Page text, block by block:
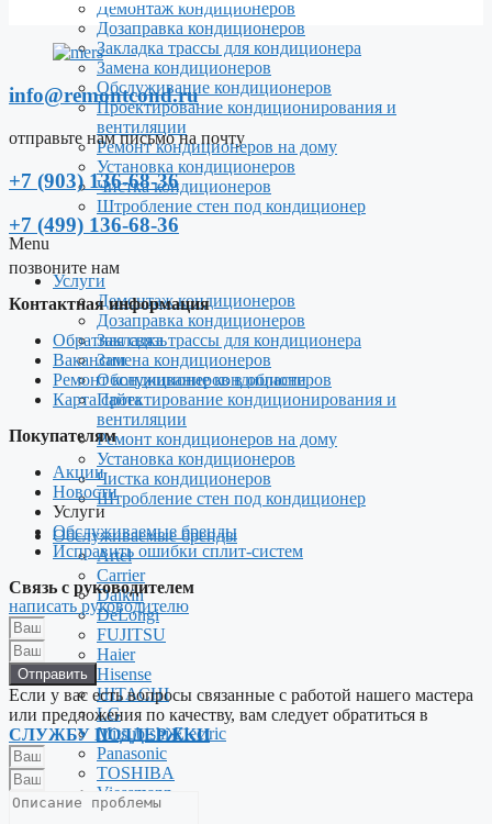
Демонтаж кондиционеров
Дозаправка кондиционеров
Закладка трассы для кондиционера
Замена кондиционеров
Обслуживание кондиционеров
Проектирование кондиционирования и
вентиляции
Ремонт кондиционеров на дому
Установка кондиционеров
Чистка кондиционеров
Штробление стен под кондиционер
Menu
Услуги
Демонтаж кондиционеров
Дозаправка кондиционеров
Закладка трассы для кондиционера
Замена кондиционеров
Обслуживание кондиционеров
Проектирование кондиционирования и
вентиляции
Ремонт кондиционеров на дому
Установка кондиционеров
Чистка кондиционеров
Штробление стен под кондиционер
Обслуживаемые бренды
Artel
Carrier
Daikin
DeLongi
FUJITSU
Haier
Hisense
HITACHI
LG
Mitsubishi Electric
Panasonic
TOSHIBA
Viessmann
Whirpool
info@remontcond.ru
отправьте нам письмо на почту
+7 (903) 136-68-36
+7 (499) 136-68-36
позвоните нам
Контактная информация
Обратная связь
Вакансии
Ремонт кондиционеров в области
Карта сайта
Покупателям
Акции
Новости
Услуги
Обслуживаемые бренды
Исправить ошибки сплит-систем
Связь с руководителем
написать руководителю
Отправить
Если у вас есть вопросы связанные с работой нашего мастера
или предложения по качеству, вам следует обратиться в
СЛУЖБУ ПОДДЕРЖКИ